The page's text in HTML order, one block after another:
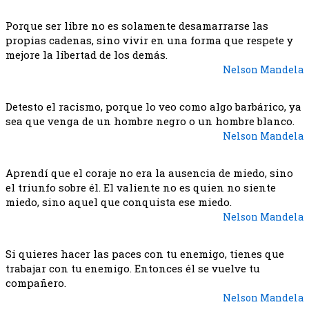
Porque ser libre no es solamente desamarrarse las
propias cadenas, sino vivir en una forma que respete y
mejore la libertad de los demás.
Nelson Mandela
Detesto el racismo, porque lo veo como algo barbárico, ya
sea que venga de un hombre negro o un hombre blanco.
Nelson Mandela
Aprendí que el coraje no era la ausencia de miedo, sino
el triunfo sobre él. El valiente no es quien no siente
miedo, sino aquel que conquista ese miedo.
Nelson Mandela
Si quieres hacer las paces con tu enemigo, tienes que
trabajar con tu enemigo. Entonces él se vuelve tu
compañero.
Nelson Mandela